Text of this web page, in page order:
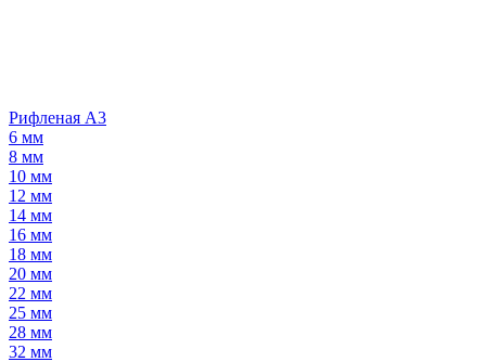
Рифленая А3
6 мм
8 мм
10 мм
12 мм
14 мм
16 мм
18 мм
20 мм
22 мм
25 мм
28 мм
32 мм